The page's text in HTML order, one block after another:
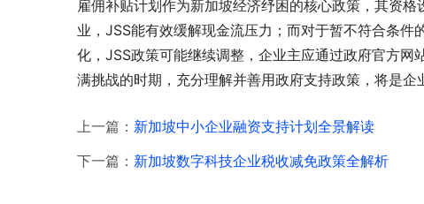
雇佣补贴计划作为新加坡经济纾困的核心政策，其资
业，JSS能有效缓解现金流压力；而对于暂不符合条
化，JSS政策可能继续调整，企业主应通过政府官方
满挑战的时期，充分理解并善用政府支持政策，将是企
上一篇： 新加坡中小企业融资支持计划全景解读
下一篇： 新加坡数字科技企业税收减免政策全解析